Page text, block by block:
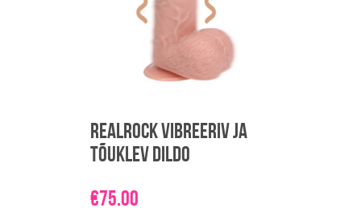
Realrock vibreeriv ja
tõuklev dildo
€75.00